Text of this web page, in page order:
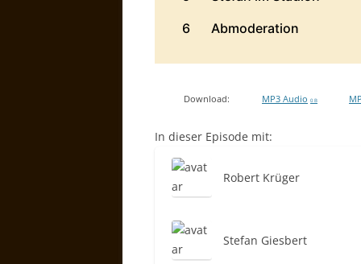
Download: MP3 Audio 0 B
In dieser Episode mit:
Robert Krüger
Stefan Giesbert